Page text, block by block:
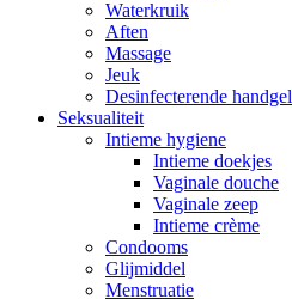
Waterkruik
Aften
Massage
Jeuk
Desinfecterende handgel
Seksualiteit
Intieme hygiene
Intieme doekjes
Vaginale douche
Vaginale zeep
Intieme crème
Condooms
Glijmiddel
Menstruatie